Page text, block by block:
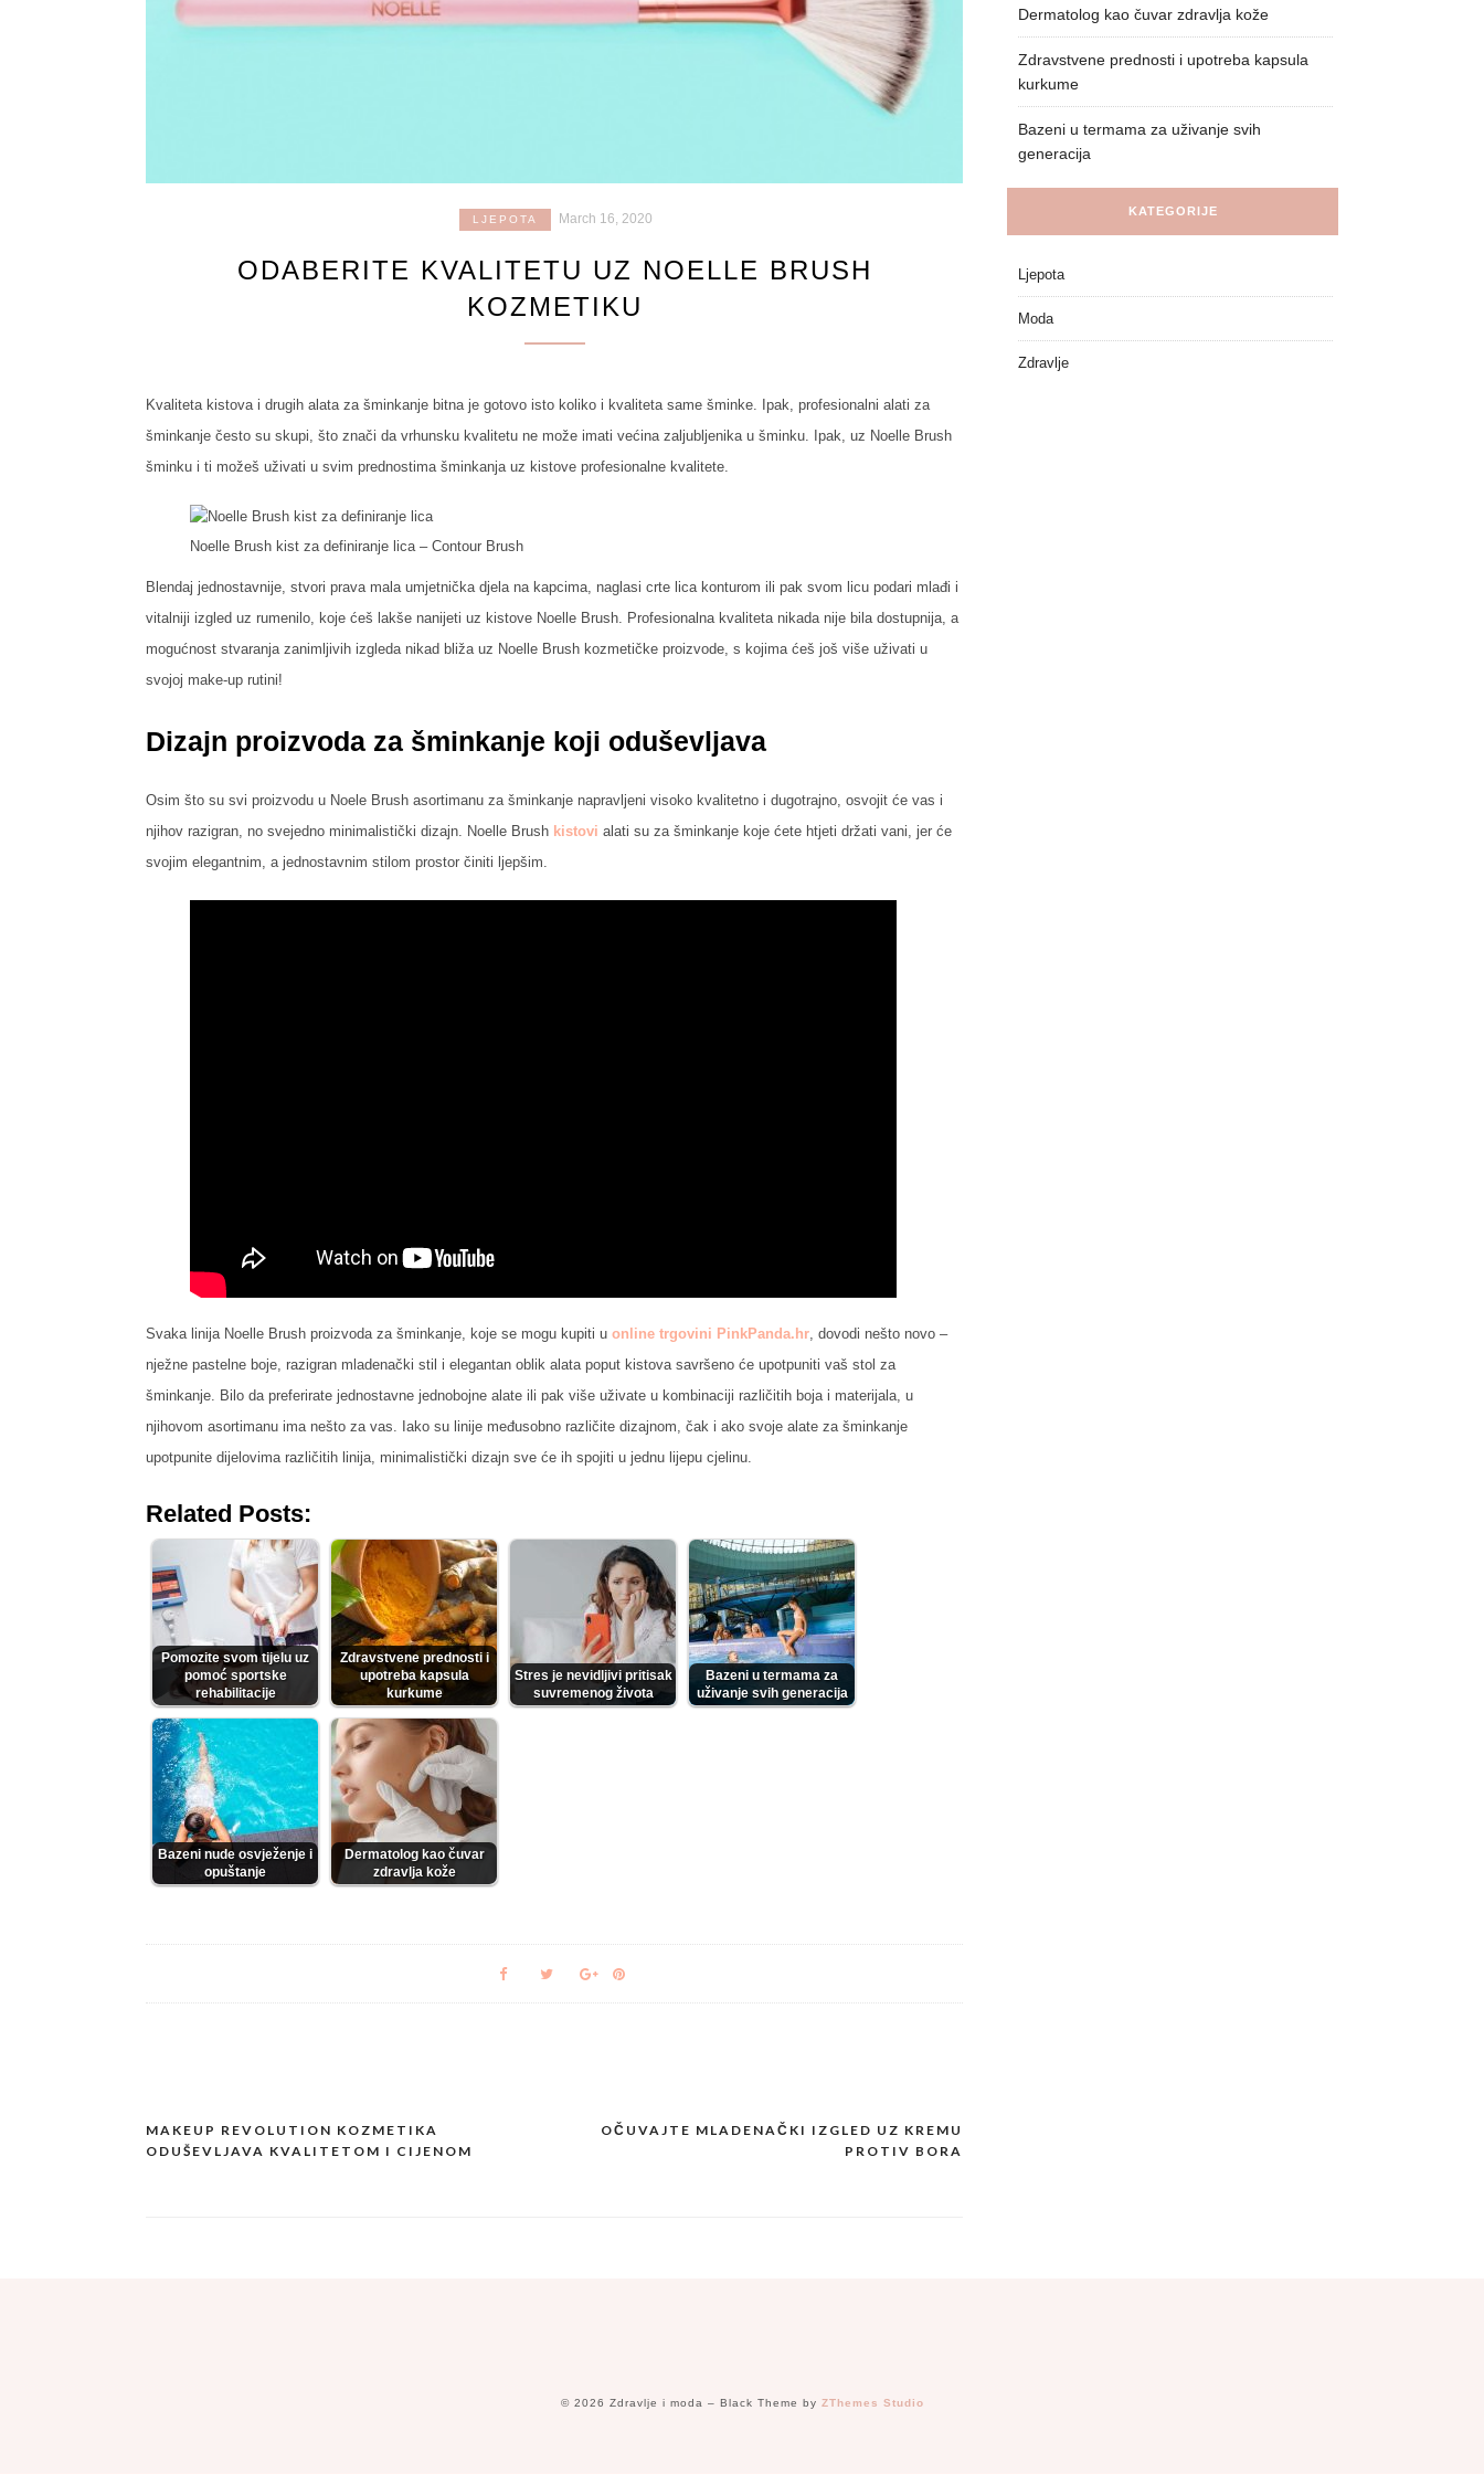
LJEPOTA March 16, 2020
ODABERITE KVALITETU UZ NOELLE BRUSH
KOZMETIKU
Kvaliteta kistova i drugih alata za šminkanje bitna je gotovo isto koliko i kvaliteta same šminke. Ipak, profesionalni alati za
šminkanje često su skupi, što znači da vrhunsku kvalitetu ne može imati većina zaljubljenika u šminku. Ipak, uz Noelle Brush
šminku i ti možeš uživati u svim prednostima šminkanja uz kistove profesionalne kvalitete.
Noelle Brush kist za definiranje lica – Contour Brush
Blendaj jednostavnije, stvori prava mala umjetnička djela na kapcima, naglasi crte lica konturom ili pak svom licu podari mlađi i
vitalniji izgled uz rumenilo, koje ćeš lakše nanijeti uz kistove Noelle Brush. Profesionalna kvaliteta nikada nije bila dostupnija, a
mogućnost stvaranja zanimljivih izgleda nikad bliža uz Noelle Brush kozmetičke proizvode, s kojima ćeš još više uživati u
svojoj make-up rutini!
Dizajn proizvoda za šminkanje koji oduševljava
Osim što su svi proizvodu u Noele Brush asortimanu za šminkanje napravljeni visoko kvalitetno i dugotrajno, osvojit će vas i
njihov razigran, no svejedno minimalistički dizajn. Noelle Brush kistovi alati su za šminkanje koje ćete htjeti držati vani, jer će
svojim elegantnim, a jednostavnim stilom prostor činiti ljepšim.
Svaka linija Noelle Brush proizvoda za šminkanje, koje se mogu kupiti u online trgovini PinkPanda.hr , dovodi nešto novo –
nježne pastelne boje, razigran mladenački stil i elegantan oblik alata poput kistova savršeno će upotpuniti vaš stol za
šminkanje. Bilo da preferirate jednostavne jednobojne alate ili pak više uživate u kombinaciji različitih boja i materijala, u
njihovom asortimanu ima nešto za vas. Iako su linije međusobno različite dizajnom, čak i ako svoje alate za šminkanje
upotpunite dijelovima različitih linija, minimalistički dizajn sve će ih spojiti u jednu lijepu cjelinu.
Related Posts:
Pomozite svom tijelu uz
pomoć sportske
rehabilitacije
Zdravstvene prednosti i
upotreba kapsula
kurkume
Stres je nevidljivi pritisak
suvremenog života
Bazeni u termama za
uživanje svih generacija
Bazeni nude osvježenje i
opuštanje
Dermatolog kao čuvar
zdravlja kože
Post
MAKEUP REVOLUTION KOZMETIKA
ODUŠEVLJAVA KVALITETOM I CIJENOM
OČUVAJTE MLADENAČKI IZGLED UZ KREMU
PROTIV BORA
Dermatolog kao čuvar zdravlja kože
Zdravstvene prednosti i upotreba kapsula
kurkume
Bazeni u termama za uživanje svih
generacija
KATEGORIJE
Ljepota
Moda
Zdravlje
© 2026 Zdravlje i moda – Black Theme by ZThemes Studio